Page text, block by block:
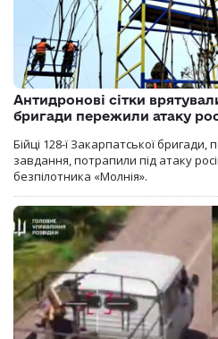
Антидронові сітки
бригади пережили атаку
Бійці 128-ї Закарпатської
завдання, потрапили під атаку
безпілотника «Молнія».